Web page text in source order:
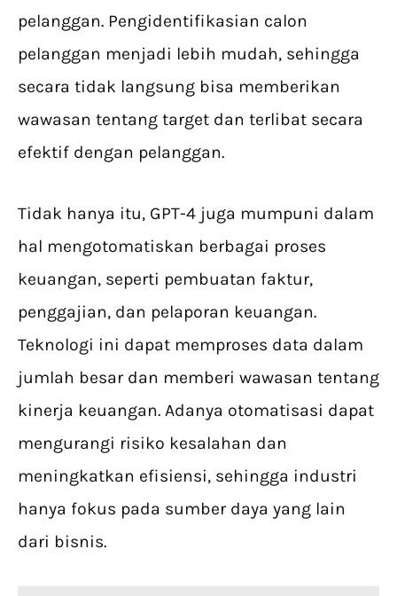
pelanggan. Pengidentifikasian calon
pelanggan menjadi lebih mudah, sehingga
secara tidak langsung bisa memberikan
wawasan tentang target dan terlibat secara
efektif dengan pelanggan.
Tidak hanya itu, GPT-4 juga mumpuni dalam
hal mengotomatiskan berbagai proses
keuangan, seperti pembuatan faktur,
penggajian, dan pelaporan keuangan.
Teknologi ini dapat memproses data dalam
jumlah besar dan memberi wawasan tentang
kinerja keuangan. Adanya otomatisasi dapat
mengurangi risiko kesalahan dan
meningkatkan efisiensi, sehingga industri
hanya fokus pada sumber daya yang lain
dari bisnis.